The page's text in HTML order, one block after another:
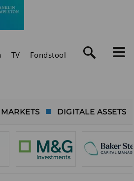
TV Fondstool
DIGITALE ASSETS